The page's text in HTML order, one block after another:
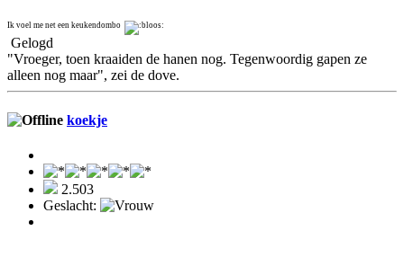
Ik voel me net een keukendombo
Gelogd
"Vroeger, toen kraaiden de hanen nog. Tegenwoordig gapen ze
alleen nog maar", zei de dove.
koekje
2.503
Geslacht: